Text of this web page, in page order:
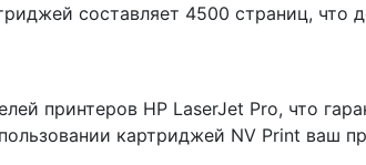
составляет 4500 страниц, что
принтеров HP LaserJet Pro, что
картриджей NV Print ваш